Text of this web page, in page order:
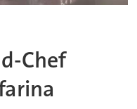
Chef